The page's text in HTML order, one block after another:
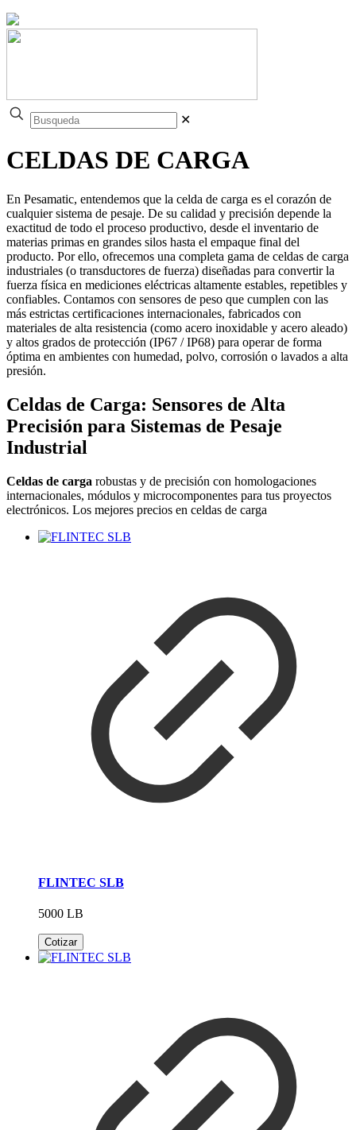
✕
CELDAS DE CARGA
En Pesamatic, entendemos que la celda de carga es el corazón de
cualquier sistema de pesaje. De su calidad y precisión depende la
exactitud de todo el proceso productivo, desde el inventario de
materias primas en grandes silos hasta el empaque final del
producto. Por ello, ofrecemos una completa gama de celdas de carga
industriales (o transductores de fuerza) diseñadas para convertir la
fuerza física en mediciones eléctricas altamente estables, repetibles y
confiables. Contamos con sensores de peso que cumplen con las
más estrictas certificaciones internacionales, fabricados con
materiales de alta resistencia (como acero inoxidable y acero aleado)
y altos grados de protección (IP67 / IP68) para operar de forma
óptima en ambientes con humedad, polvo, corrosión o lavados a alta
presión.
Celdas de Carga: Sensores de Alta
Precisión para Sistemas de Pesaje
Industrial
Celdas de carga robustas y de precisión con homologaciones
internacionales, módulos y microcomponentes para tus proyectos
electrónicos. Los mejores precios en celdas de carga
FLINTEC SLB
5000 LB
Cotizar